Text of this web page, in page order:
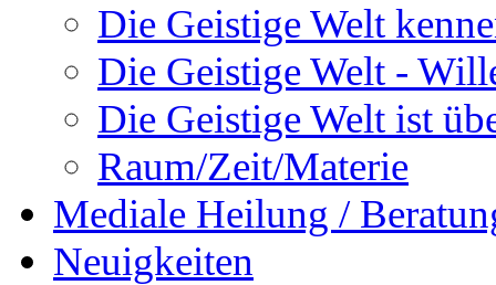
Die Geistige Welt
Die Geistige Welt -
Die Geistige Welt ist
Raum/Zeit/Materie
Mediale Heilung /
Neuigkeiten